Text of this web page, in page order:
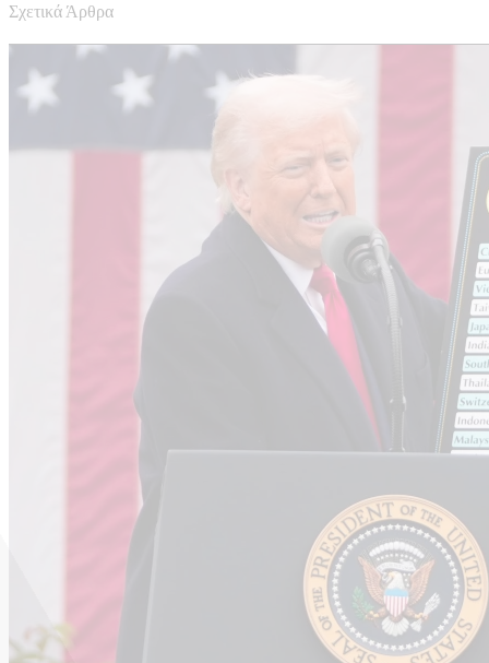
Σχετικά Άρθρα